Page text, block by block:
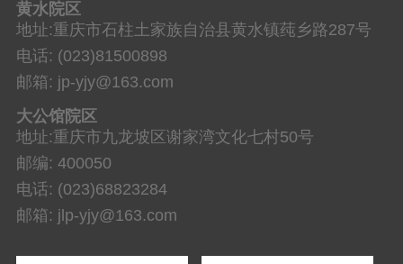
黄水院区
地址:重庆市石柱土家族自治县黄水镇莼乡路287号
电话: (023)81500898
邮箱: jp-yjy@163.com
大公馆院区
地址:重庆市九龙坡区谢家湾文化七村50号
邮编: 400050
电话: (023)68823284
邮箱: jlp-yjy@163.com